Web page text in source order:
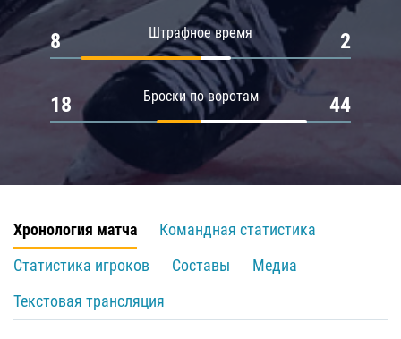
Штрафное время
8 2
Броски по воротам
18 44
Хронология матча
Командная статистика
Статистика игроков
Составы
Медиа
Текстовая трансляция